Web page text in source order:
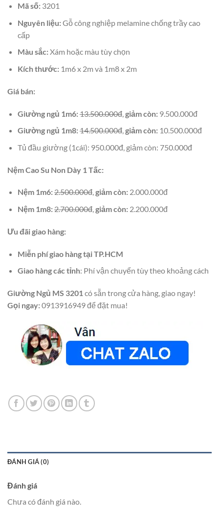
Mã số:3201
Nguyên liệu:Gỗ công nghiệp melamine chống trầy cao
cấp
Màu sắc:Xám hoặc màu tùy chọn
Kích thước:1m6 x 2m và 1m8 x 2m
Giá bán:
Giường ngủ 1m6:13.500.000đ, giảm còn:9.500.000đ
Giường ngủ 1m8:14.500.000đ,giảm còn:10.500.000đ
Tủ đầu giường (1cái): 950.000đ, giảm còn: 750.000đ
Nệm Cao Su Non Dày 1 Tấc:
Nệm 1m6:2.500.000đ,giảm còn:2.000.000đ
Nệm 1m8:2.700.000đ,giảm còn:2.200.000đ
Ưu đãi giao hàng:
Miễn phí giao hàng tại TP.HCM
Giao hàng các tỉnh: Phí vận chuyển tùy theo khoảng cách
Giường Ngủ MS 3201có sẵn trong cửa hàng, giao ngay!
Gọi ngay:0913916949 để đặt mua!
ĐÁNH GIÁ (0)
Đánh giá
Chưa có đánh giá nào.